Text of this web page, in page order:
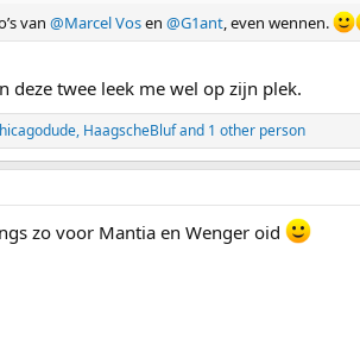
van @Marcel Vosen @G1ant, even wennen.
deze twee leek me wel op zijn plek.
, HaagscheBlufand 1 other person
zo voor Mantia en Wenger oid